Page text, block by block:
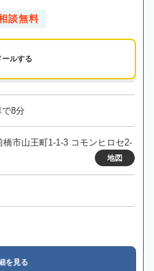
談無料
ールする
8分
橋市山王町1-1-3 コモンヒロセ2-
地図
を見る